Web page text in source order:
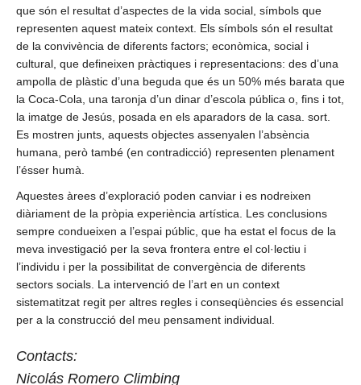
que són el resultat d’aspectes de la vida social, símbols que
representen aquest mateix context. Els símbols són el resultat
de la convivència de diferents factors; econòmica, social i
cultural, que defineixen pràctiques i representacions: des d’una
ampolla de plàstic d’una beguda que és un 50% més barata que
la Coca-Cola, una taronja d’un dinar d’escola pública o, fins i tot,
la imatge de Jesús, posada en els aparadors de la casa. sort.
Es mostren junts, aquests objectes assenyalen l’absència
humana, però també (en contradicció) representen plenament
l’ésser humà.
Aquestes àrees d’exploració poden canviar i es nodreixen
diàriament de la pròpia experiència artística. Les conclusions
sempre condueixen a l’espai públic, que ha estat el focus de la
meva investigació per la seva frontera entre el col·lectiu i
l’individu i per la possibilitat de convergència de diferents
sectors socials. La intervenció de l’art en un context
sistematitzat regit per altres regles i conseqüències és essencial
per a la construcció del meu pensament individual.
Contacts:
Nicolás Romero Climbing